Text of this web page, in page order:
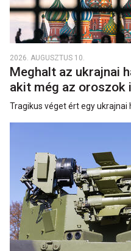
2026. AUGUSZTUS 10.
Meghalt az ukrajnai
akit még az
Tragikus véget ért egy ukrajnai